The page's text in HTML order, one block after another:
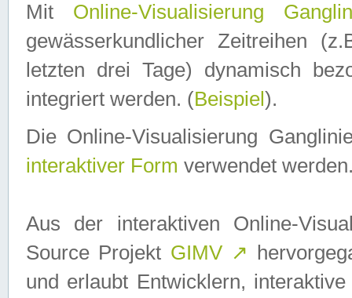
Mit Online-Visualisierung
gewässerkundlicher Zeitreihen
letzten drei Tage) dynamisch
integriert werden. (Beispiel ).
Die Online-Visualisierung
interaktiver Form verwendet
Aus der interaktiven Online-
Source Projekt GIMV ↗
und erlaubt Entwicklern,